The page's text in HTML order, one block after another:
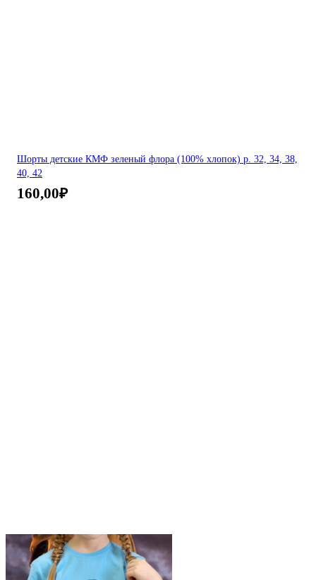
Шорты детские КМФ зеленый флора (100% хлопок) р. 32, 34, 38,
40, 42
160,00₽